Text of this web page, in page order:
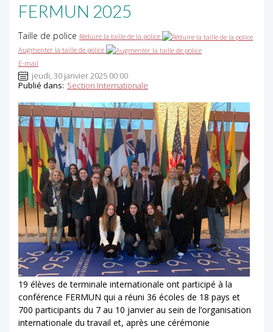
FERMUN 2025
Taille de police Réduire la taille de la police
Augmenter la taille de police
E-mail
jeudi, 30 janvier 2025 00:00
Publié dans: Section Internationale
19 élèves de terminale internationale ont participé à la
conférence FERMUN qui a réuni 36 écoles de 18 pays et
700 participants du 7 au 10 janvier au sein de l’organisation
internationale du travail et, après une cérémonie